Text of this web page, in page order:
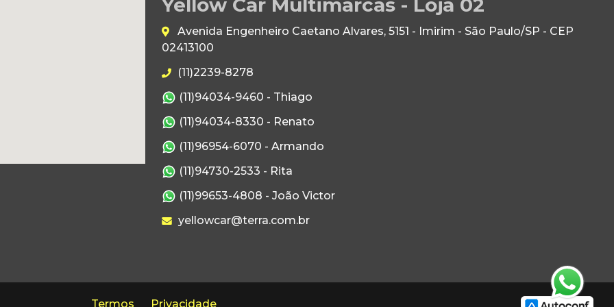
Avenida Engenheiro Caetano Alvares, 5151 - Imirim - São Paulo/SP - CEP
02413100
(11)2239-8278
(11)94034-9460 - Thiago
(11)94034-8330 - Renato
(11)96954-6070 - Armando
(11)94730-2533 - Rita
(11)99653-4808 - João Victor
yellowcar@terra.com.br
Termos Privacidade